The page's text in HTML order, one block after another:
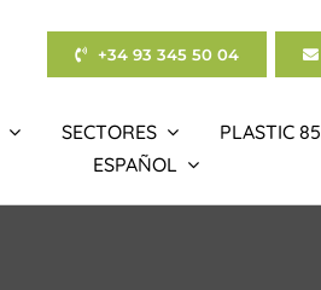
+34 93 345 50 04
SECTORES PLASTIC 85
ESPAÑOL